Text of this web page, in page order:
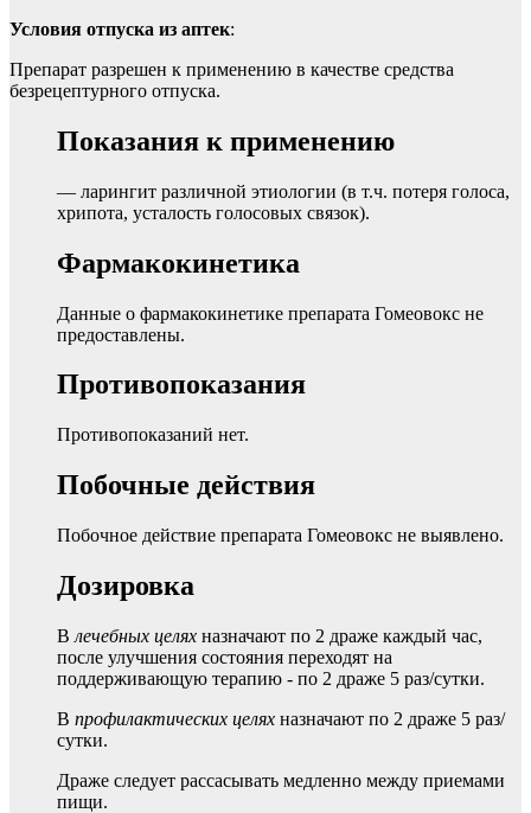
Условия отпуска из аптек:
Препарат разрешен к применению в качестве средства
безрецептурного отпуска.
Показания к применению
— ларингит различной этиологии (в т.ч. потеря голоса,
хрипота, усталость голосовых связок).
Фармакокинетика
Данные о фармакокинетике препарата Гомеовокс не
предоставлены.
Противопоказания
Противопоказаний нет.
Побочные действия
Побочное действие препарата Гомеовокс не выявлено.
Дозировка
В лечебных целях назначают по 2 драже каждый час,
после улучшения состояния переходят на
поддерживающую терапию - по 2 драже 5 раз/сутки.
В профилактических целях назначают по 2 драже 5 раз/
сутки.
Драже следует рассасывать медленно между приемами
пищи.